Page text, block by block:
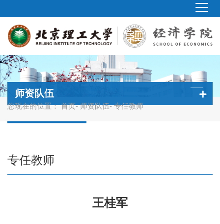
您现在的位置：首页-师资队伍- 专任教师
师资队伍
专任教师
王桂军